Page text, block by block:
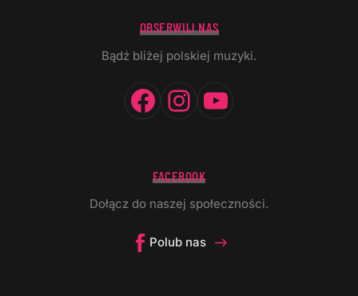
OBSERWUJ NAS
Bądź bliżej polskiej muzyki.
Facebook
Instagram
FACEBOOK
Dołącz do naszej społeczności.
Polub nas